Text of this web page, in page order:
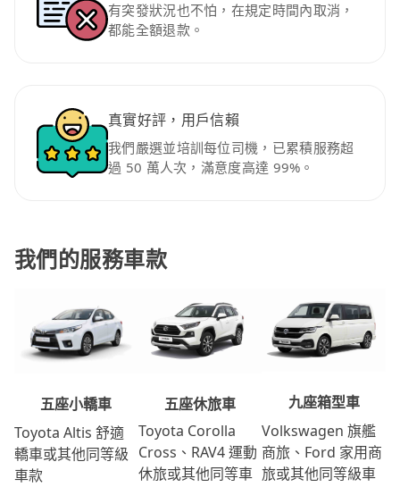
有突發狀況也不怕，在規定時間內取消，
都能全額退款。
真實好評，用戶信賴
我們嚴選並培訓每位司機，已累積服務超
過 50 萬人次，滿意度高達 99%。
我們的服務車款
五座小轎車
Toyota Altis 舒適
轎車或其他同等級
車款
五座休旅車
Toyota Corolla
Cross、RAV4 運動
休旅或其他同等車
九座箱型車
Volkswagen 旗艦
商旅、Ford 家用商
旅或其他同等級車